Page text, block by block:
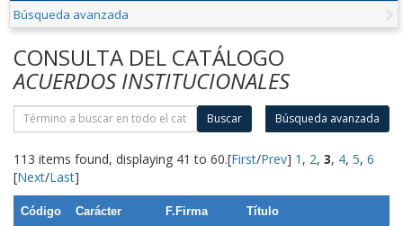
Búsqueda avanzada
CONSULTA DEL CATÁLOGO
ACUERDOS INSTITUCIONALES
Buscar Búsqueda avanzada
113 items found, displaying 41 to 60.[First/Prev] 1 , 2, 3, 4, 5, 6
[Next/Last]
Código Carácter F.Firma Título